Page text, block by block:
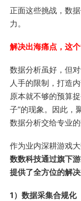
正面这些挑战，数
力。
解决出海痛点，这
数据分析虽好，但
人手的限制，打造
原本就不够的预算
子”的现象。因此，
数据分析交给专业的
作为业内深耕游戏大
数数科技通过旗下
提供了全方位的解决
1）数据采集合规化